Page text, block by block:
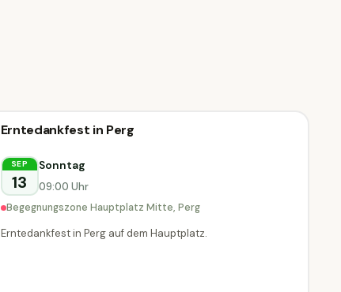
Erntedank
Perg
Erntedank
Erntedankfest in Perg
SEP
13
Sonntag
09:00 Uhr
Begegnungszone Hauptplatz Mitte, Perg
Erntedankfest in Perg auf dem Hauptplatz.